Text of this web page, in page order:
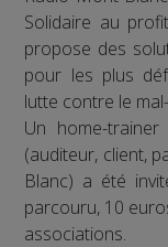
Solidaire au
propose des
pour les plus
lutte contre le
Un home-
(auditeur, client,
Blanc) a été
parcouru, 10
associations.